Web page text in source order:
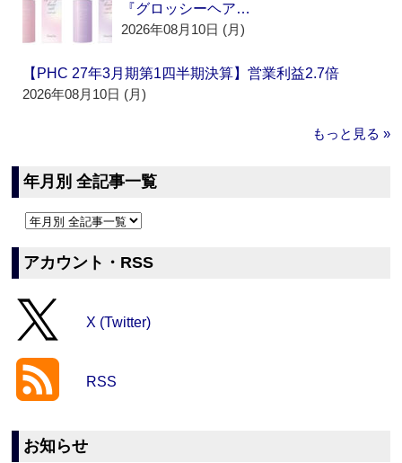
『グロッシーヘア…
2026年08月10日 (月)
【PHC 27年3月期第1四半期決算】営業利益2.7倍
2026年08月10日 (月)
もっと見る »
年月別 全記事一覧
アカウント・RSS
X (Twitter)
RSS
お知らせ